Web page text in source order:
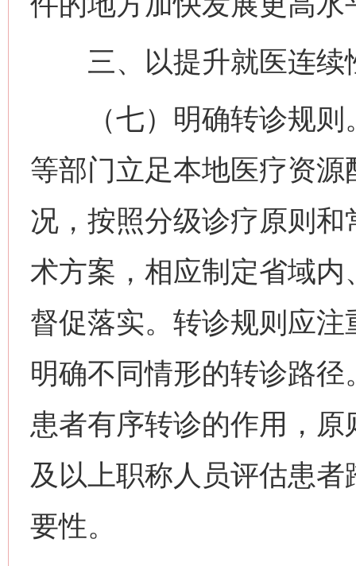
三、以提升就医连续
（七）明确转诊规则
等部门立足本地医疗资
况，按照分级诊疗原则
术方案，相应制定省域
督促落实。转诊规则应
明确不同情形的转诊路
患者有序转诊的作用，
及以上职称人员评估患
要性。